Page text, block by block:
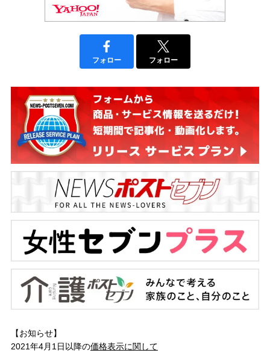
フォロー フォロー
【お知らせ】
2021年4月1日以降の価格表示に関して